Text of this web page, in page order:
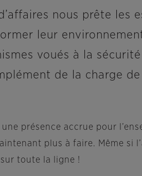
nous prête
leur
voués à la
de la charge
une présence accrue pour
plus à faire. Même
sur toute la ligne !